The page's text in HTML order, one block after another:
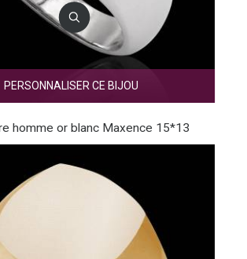
PERSONNALISER CE BIJOU
homme or blanc Maxence 15*13